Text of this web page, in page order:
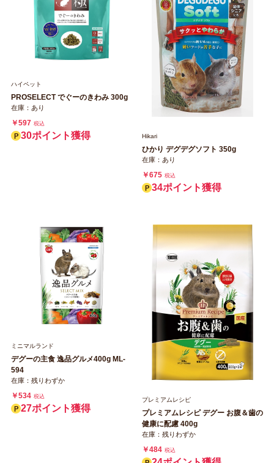
ハイペット
PROSELECT でぐーのきわみ 300g
在庫：あり
￥597 税込
30ポイント獲得 Hikari
ひかり デグデグソフト 350g
在庫：あり
￥675 税込
34ポイント獲得
ミニマルランド
デグーの主食 逸品グルメ400g ML‐
594
在庫：残りわずか
￥534 税込
27ポイント獲得
プレミアムレシピ
プレミアムレシピ デグー お腹＆歯の
健康に配慮 400g
在庫：残りわずか
￥484 税込